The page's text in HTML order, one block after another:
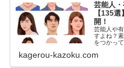
芸能人
【135
開！
芸能人や
すよね？
をつかっ
いるので
kagerou-kazoku.com